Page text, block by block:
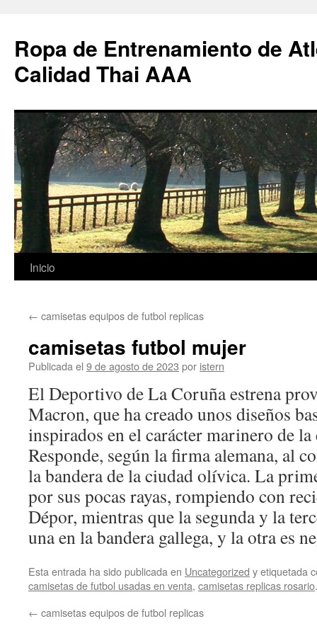
Ropa de Entrenamiento de
Calidad Thai AAA
Saltar
contenido
Inicio
← camisetas equipos de futbol replicas
camisetas futbol mujer
Publicada el 9 de agosto de 2023 por istern
El Deportivo de La Coruña estrena
Macron, que ha creado unos diseños
inspirados en el carácter marinero de la
Responde, según la firma alemana, al
la bandera de la ciudad olívica. La
por sus pocas rayas, rompiendo con
Dépor, mientras que la segunda y la
una en la bandera gallega, y la otra es
Esta entrada ha sido publicada en Uncategorized y etiquetada
camisetas de futbol usadas en venta, camisetas replicas rosario
← camisetas equipos de futbol replicas